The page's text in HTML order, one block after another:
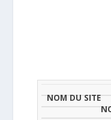
NOM
NOTE
(SUR